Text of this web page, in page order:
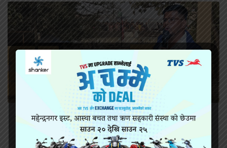
सिरहा कारागारको अवस्थाबारे राईनको गम्भीर प्रश्न